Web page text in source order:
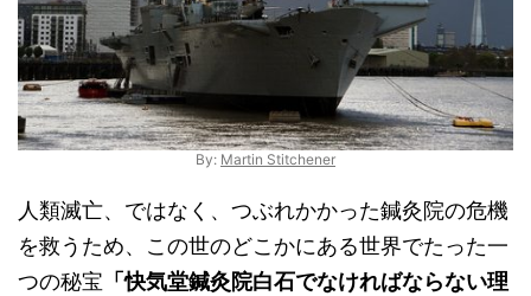
By: Martin Stitchener
人類滅亡、ではなく、つぶれかかった鍼灸院の危機
を救うため、この世のどこかにある世界でたった一
つの秘宝 「快気堂鍼灸院白石でなければならない理